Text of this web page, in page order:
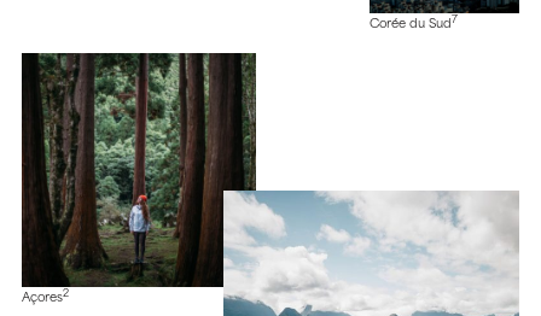
Corée du Sud 7
Açores2